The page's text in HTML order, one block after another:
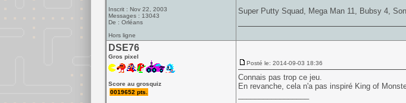
Inscrit : Nov 22, 2003
Messages : 13043
De : Orléans
Hors ligne
Super Putty Squad, Mega Man 11, Bubsy 4,
DSE76
Gros pixel
Score au grosquiz
0019652 pts.
Posté le: 2014-09-03 18:36
Connais pas trop ce jeu.
En revanche, cela n'a pas inspiré King of